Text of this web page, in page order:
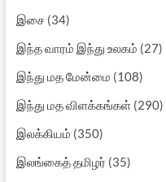
இசை(34)
இந்த வாரம் இந்து உலகம் (27)
இந்து மத மேன்மை (108)
இந்து மத விளக்கங்கள்(290)
இலக்கியம் (350)
இலங்கைத் தமிழர் (35)